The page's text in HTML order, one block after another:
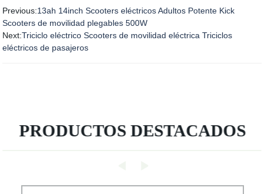
Previous:13ah 14inch Scooters eléctricos Adultos Potente Kick
Scooters de movilidad plegables 500W
Next:Triciclo eléctrico Scooters de movilidad eléctrica Triciclos
eléctricos de pasajeros
PRODUCTOS DESTACADOS